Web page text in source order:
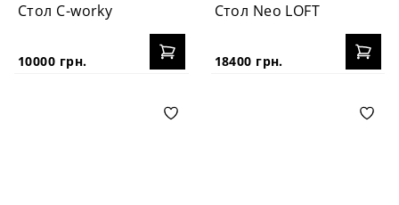
Стол C-worky
10000 грн.
Стол Neo LOFT
18400 грн.